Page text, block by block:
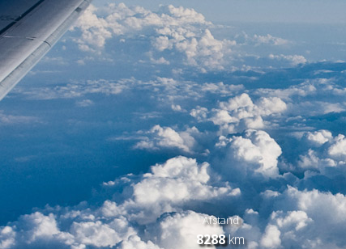
Afstand
8288km